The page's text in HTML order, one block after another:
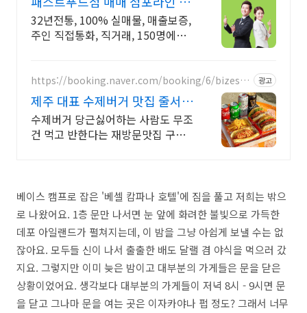
른 직거래 & 안전중개거래
32년전통, 100% 실매물, 매출보증,
주인 직접통화, 직거래, 150명에이
https://booking.naver.com/booking/6/bizes/9
광고
제주 대표 수제버거 맛집 줄서지
말고 네이버주문하세요
수제버거 당근싫어하는 사람도 무조
건 먹고 반한다는 재방문맛집 구좌
베이스 캠프로 잡은 '베셀 캄파나 호텔'에 짐을 풀고 저희는 밖으
로 나왔어요. 1층 문만 나서면 눈 앞에 화려한 불빛으로 가득한
데포 아일랜드가 펼쳐지는데, 이 밤을 그냥 아쉽게 보낼 수는 없
잖아요. 모두들 신이 나서 출출한 배도 달랠 겸 야식을 먹으러 갔
지요. 그렇지만 이미 늦은 밤이고 대부분의 가게들은 문을 닫은
상황이었어요. 생각보다 대부분의 가게들이 저녁 8시 - 9시면 문
을 닫고 그나마 문을 여는 곳은 이자카야나 펍 정도? 그래서 너무